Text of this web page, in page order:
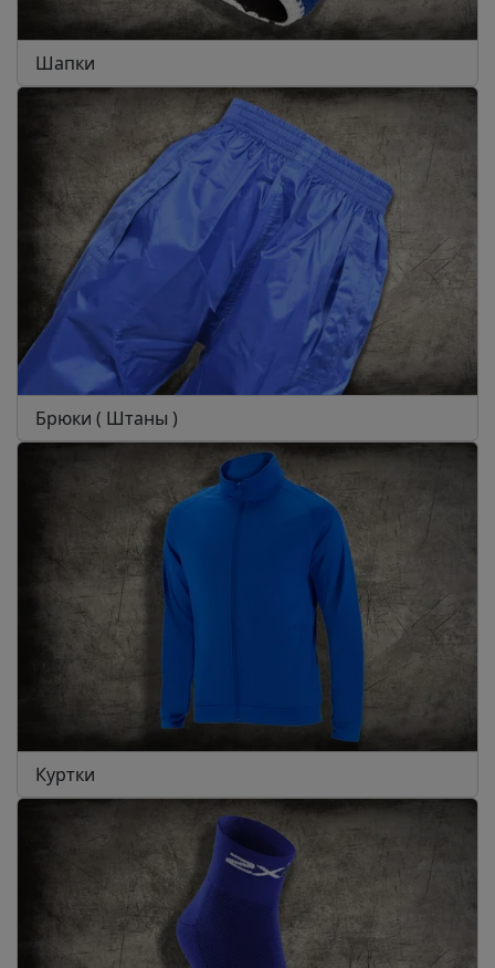
Шапки
Брюки ( Штаны )
Куртки